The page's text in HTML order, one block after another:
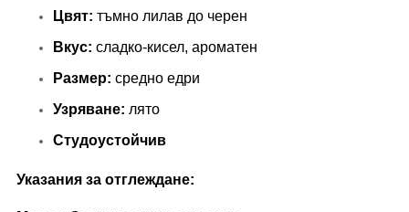
Цвят: тъмно лилав до черен
Вкус: сладко-кисел, ароматен
Размер: средно едри
Узряване: лято
Студоустойчив
Указания за отглеждане: